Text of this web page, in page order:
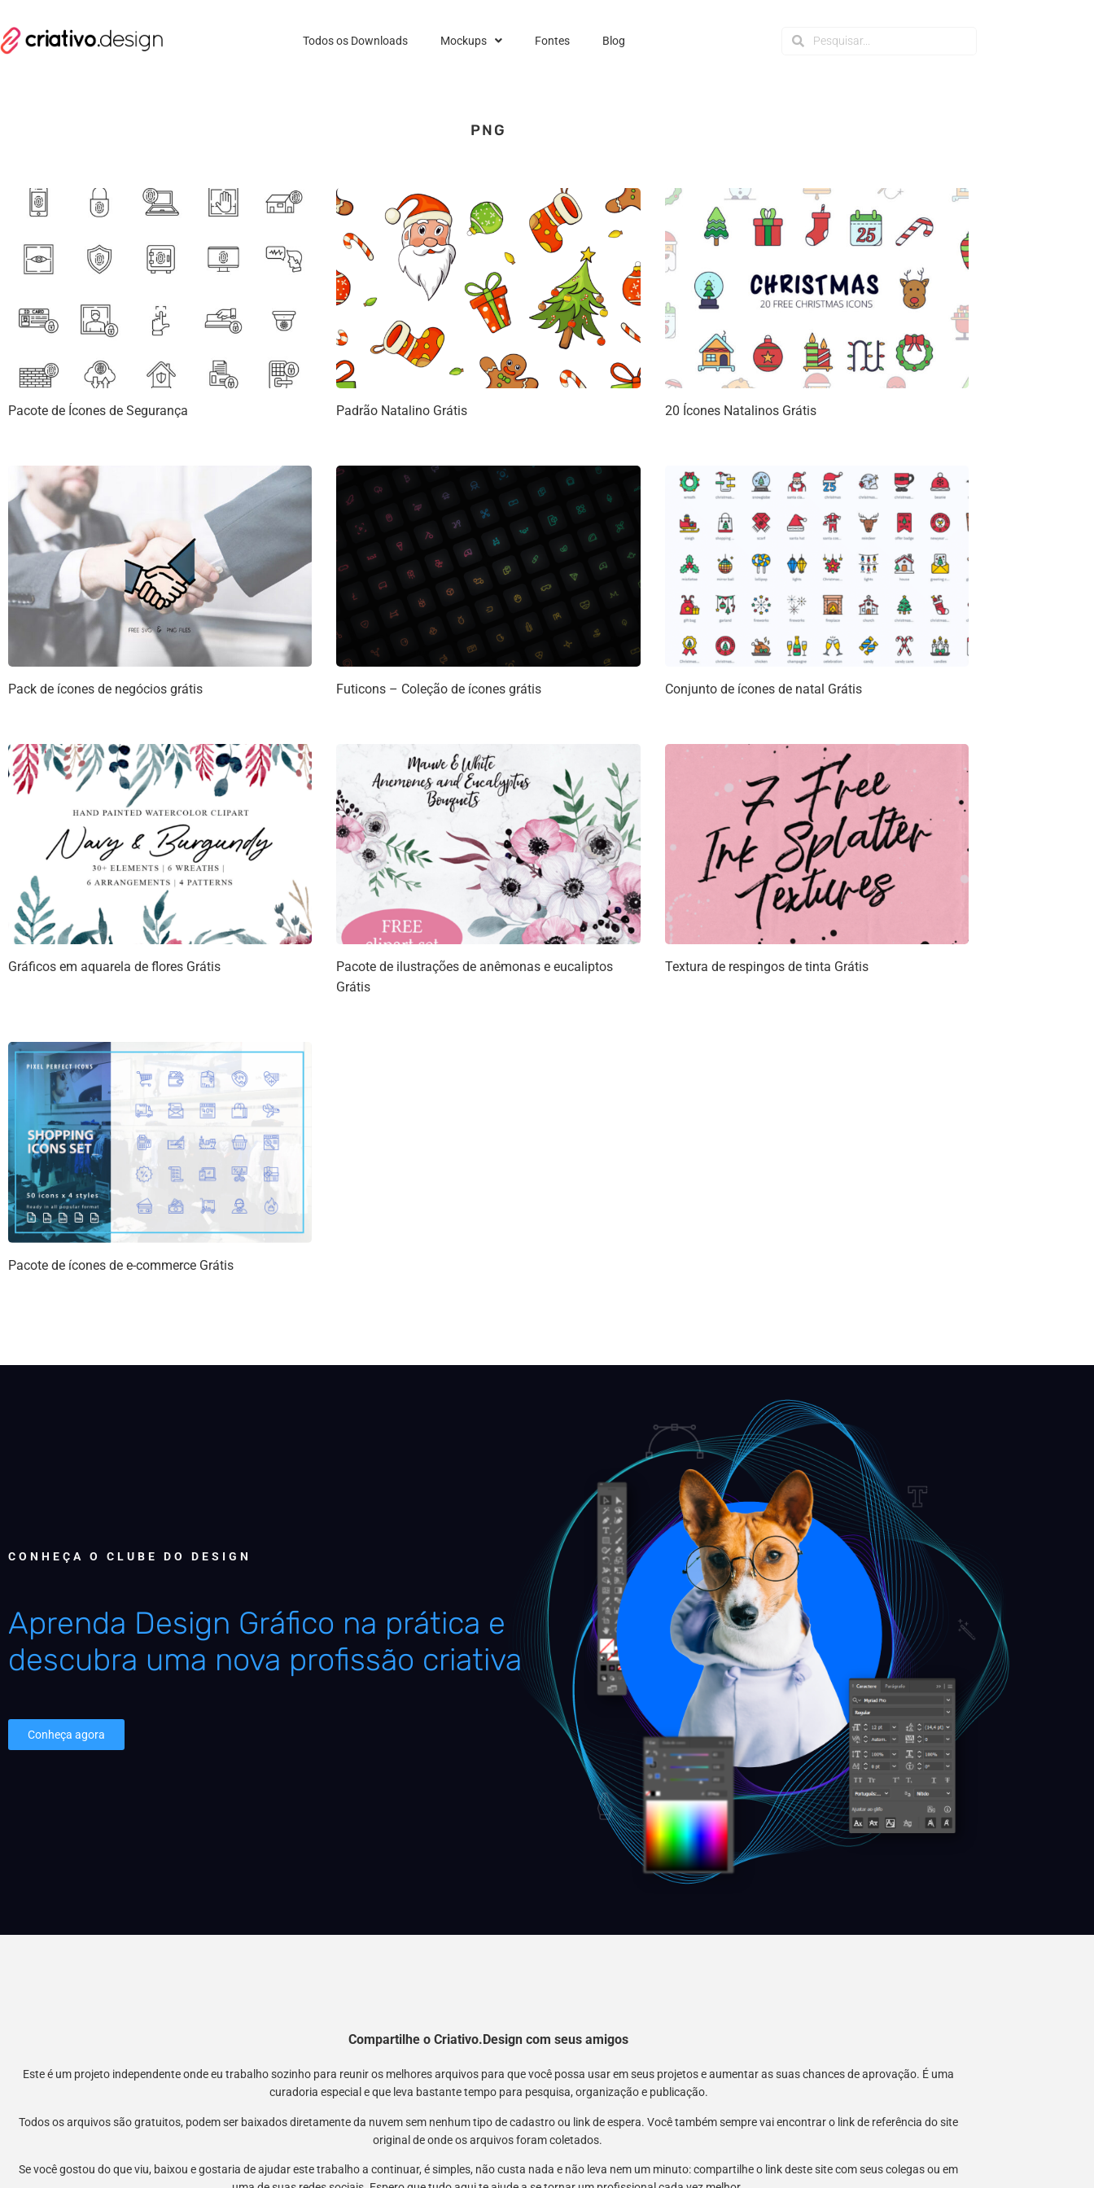
Todos os Downloads Mockups Fontes Blog
PNG
Pacote de Ícones de Segurança Padrão Natalino Grátis 20 Ícones Natalinos Grátis
Pack de ícones de negócios grátis Futicons – Coleção de ícones grátis Conjunto de ícones de natal Grátis
Gráficos em aquarela de flores Grátis
Pacote de ilustrações de anêmonas e eucaliptos
Grátis
Textura de respingos de tinta Grátis
Pacote de ícones de e-commerce Grátis
CONHEÇA O CLUBE DO DESIGN
Aprenda Design Gráfico na prática e
descubra uma nova profissão criativa
Conheça agora
Compartilhe o Criativo.Design com seus amigos
Este é um projeto independente onde eu trabalho sozinho para reunir os melhores arquivos para que você possa usar em seus projetos e aumentar as suas chances de aprovação. É uma
curadoria especial e que leva bastante tempo para pesquisa, organização e publicação.
Todos os arquivos são gratuitos, podem ser baixados diretamente da nuvem sem nenhum tipo de cadastro ou link de espera. Você também sempre vai encontrar o link de referência do site
original de onde os arquivos foram coletados.
Se você gostou do que viu, baixou e gostaria de ajudar este trabalho a continuar, é simples, não custa nada e não leva nem um minuto: compartilhe o link deste site com seus colegas ou em